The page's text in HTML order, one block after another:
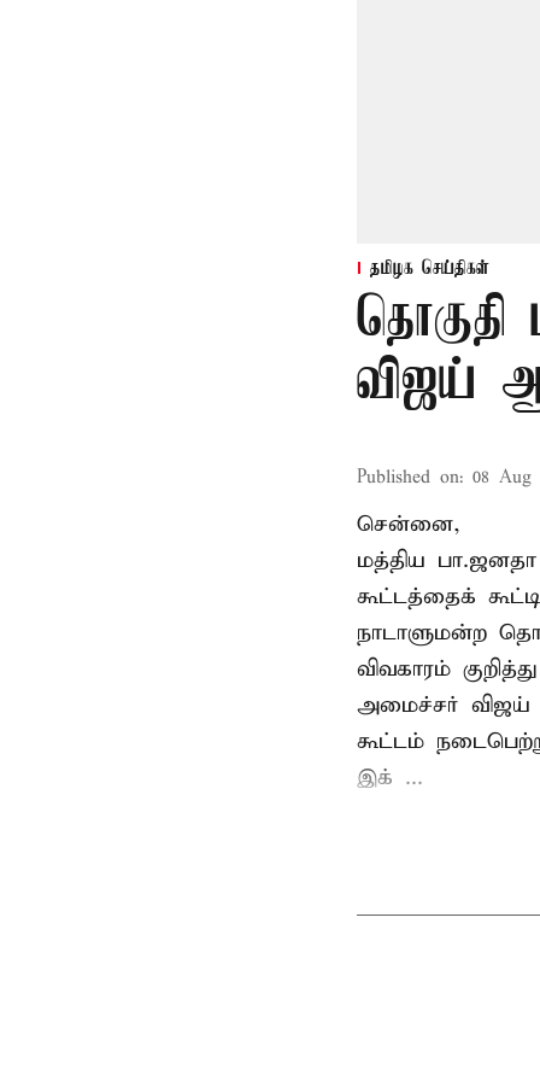
தமிழக செய்திகள்
விஜய்
Published on: 08 Aug
சென்னை,
மத்திய
கூட்டத்தைக்
நாடாளுமன்ற
விவகாரம்
அமைச்சர்
கூட்டம்
இக் ...